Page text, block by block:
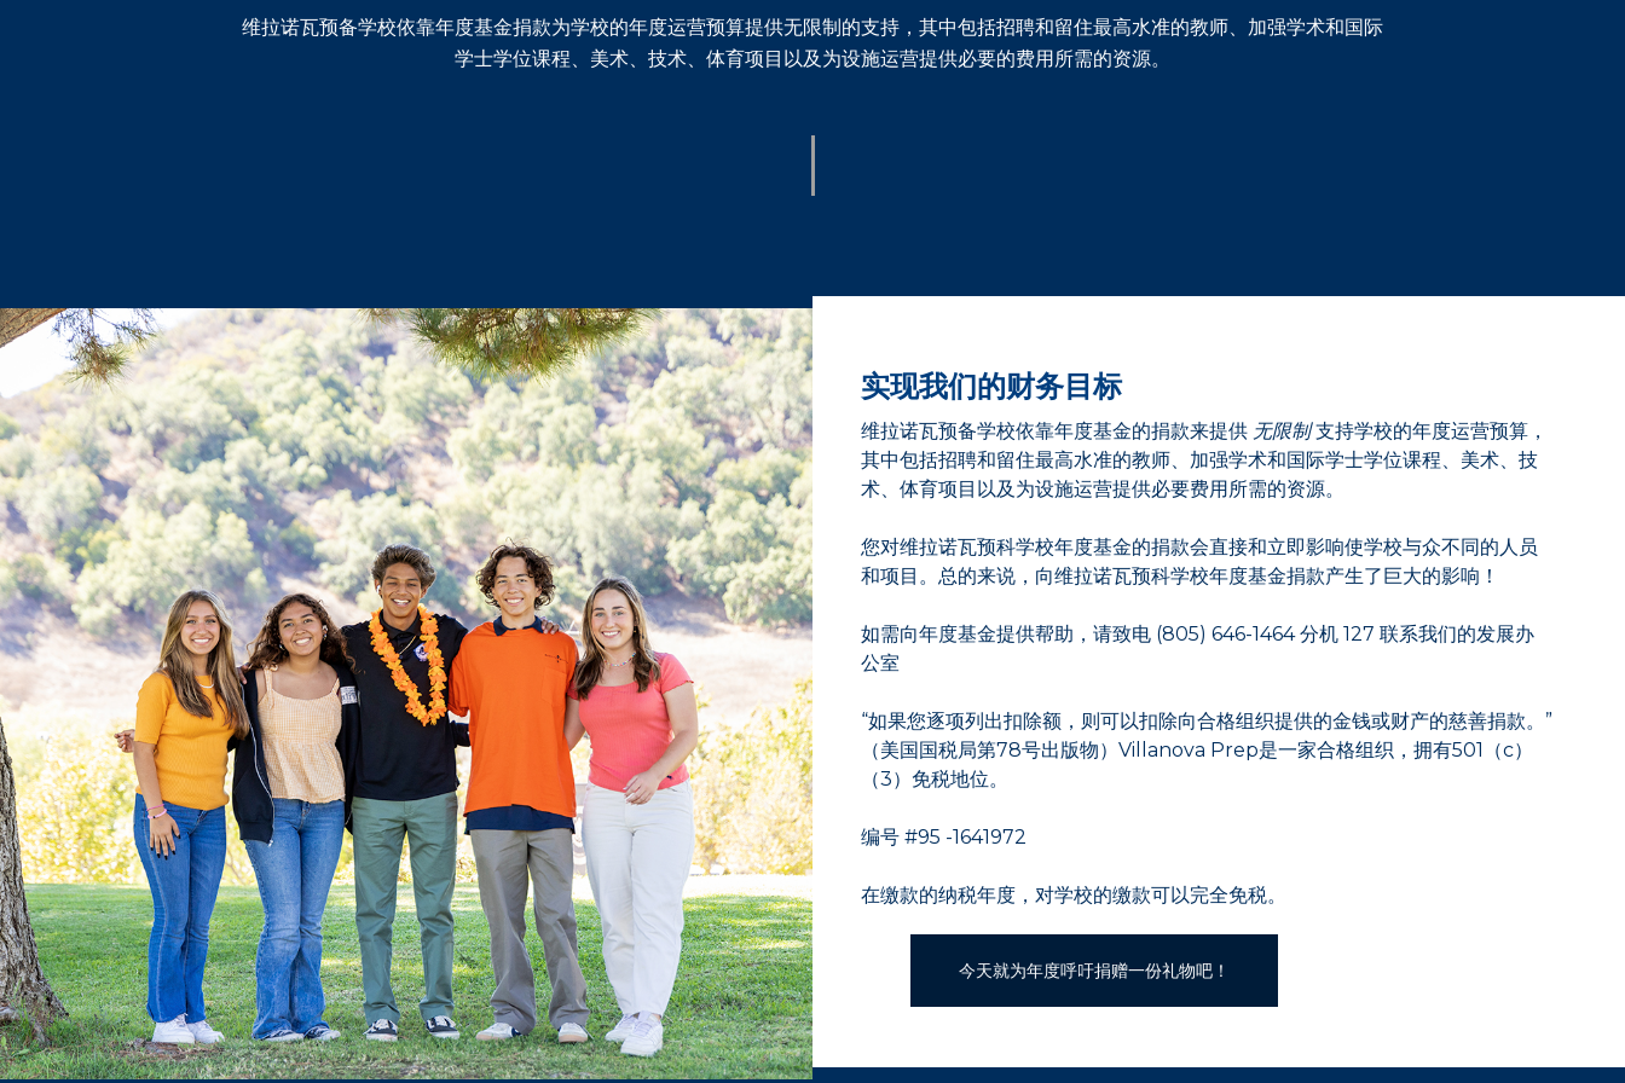
维拉诺瓦预备学校依靠年度基金捐款为学校的年度运营预算提供无限制的支持，其中包括招聘和留住最高水准的教师、加强学术和国际
学士学位课程、美术、技术、体育项目以及为设施运营提供必要的费用所需的资源。
实现我们的财务目标
维拉诺瓦预备学校依靠年度基金的捐款来提供 无限制支持学校的年度运营预算，
其中包括招聘和留住最高水准的教师、加强学术和国际学士学位课程、美术、技
术、体育项目以及为设施运营提供必要费用所需的资源。
您对维拉诺瓦预科学校年度基金的捐款会直接和立即影响使学校与众不同的人员
和项目。总的来说，向维拉诺瓦预科学校年度基金捐款产生了巨大的影响！
如需向年度基金提供帮助，请致电 (805) 646-1464 分机 127 联系我们的发展办
公室
“如果您逐项列出扣除额，则可以扣除向合格组织提供的金钱或财产的慈善捐款。”
（美国国税局第78号出版物）Villanova Prep是一家合格组织，拥有501（c）
（3）免税地位。
编号 #95 -1641972
在缴款的纳税年度，对学校的缴款可以完全免税。
今天就为年度呼吁捐赠一份礼物吧！